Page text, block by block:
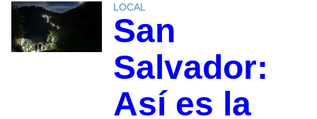
LOCAL
San
Salvador:
Así es la